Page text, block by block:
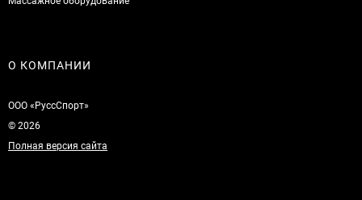
О КОМПАНИИ
ООО «РуссСпорт»
© 2026
Полная версия сайта